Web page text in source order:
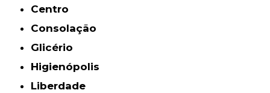
Centro
Consolação
Glicério
Higienópolis
Liberdade